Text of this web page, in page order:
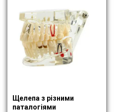
Щелепа з різними
паталогіями